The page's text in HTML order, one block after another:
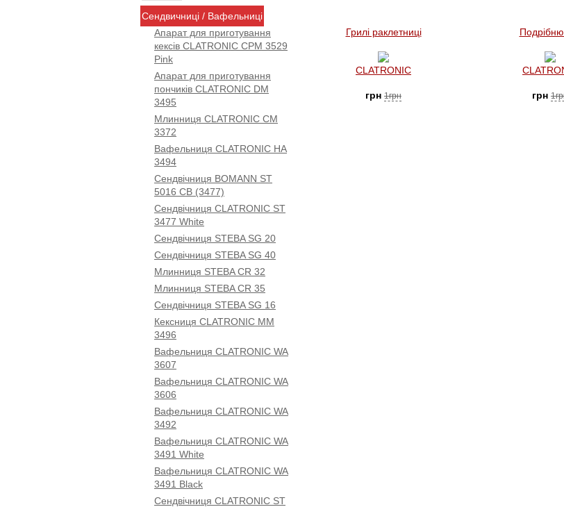
Сендвичниці / Вафельниці
Апарат для приготування
кексів CLATRONIC CPM 3529
Pink
Апарат для приготування
пончиків CLATRONIC DM
3495
Млинниця CLATRONIC CM
3372
Вафельниця CLATRONIC HA
3494
Сендвічниця BOMANN ST
5016 CB (3477)
Сендвічниця CLATRONIC ST
3477 White
Сендвічниця STEBA SG 20
Сендвічниця STEBA SG 40
Млинниця STEBA CR 32
Млинниця STEBA CR 35
Сендвічниця STEBA SG 16
Кексниця CLATRONIC МM
3496
Вафельниця CLATRONIC WA
3607
Вафельниця CLATRONIC WA
3606
Вафельниця CLATRONIC WA
3492
Вафельниця CLATRONIC WA
3491 White
Вафельниця CLATRONIC WA
3491 Black
Сендвічниця CLATRONIC ST
Грилі раклетниці
CLATRONIC
грн 1грн грн